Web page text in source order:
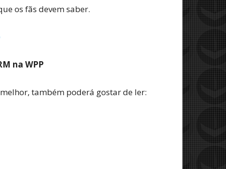
os fãs devem saber.
na WPP
também poderá gostar de ler: